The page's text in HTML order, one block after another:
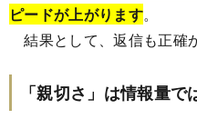
ピードが上がります。
結果として、返信も正確
「親切さ」は情報量